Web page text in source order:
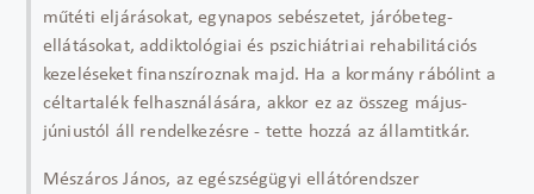
műtéti eljárásokat, egynapos sebészetet, járóbeteg-
ellátásokat, addiktológiai és pszichiátriai rehabilitációs
kezeléseket finanszíroznak majd. Ha a kormány rábólint a
céltartalék felhasználására, akkor ez az összeg május-
júniustól áll rendelkezésre - tette hozzá az államtitkár.
Mészáros János, az egészségügyi ellátórendszer